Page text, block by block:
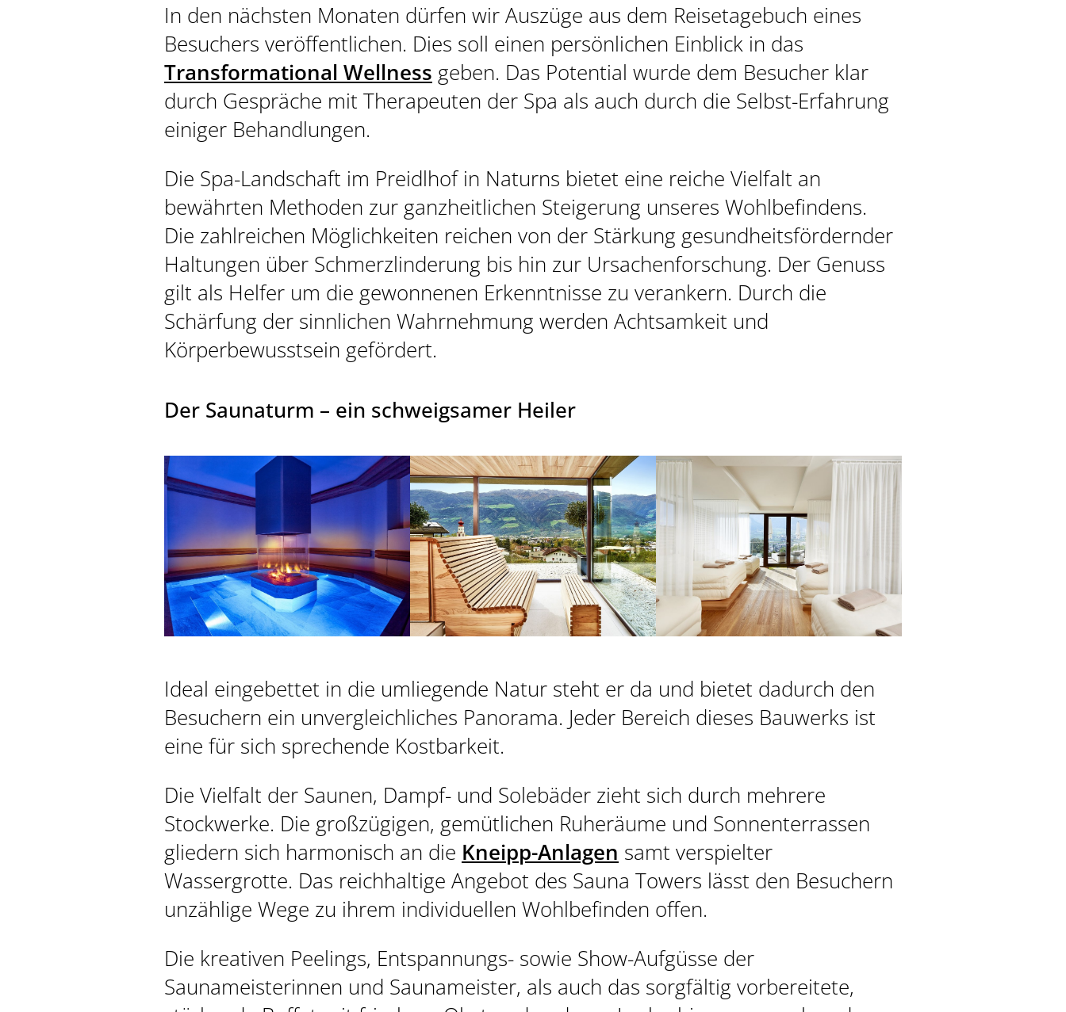
PREIDL SPA PREIDL MED SPA
AKTIV & SPORT
LAST MINUTE GUTSCHEINE
VIDEOS WETTER
In den nächsten Monaten dürfen wir Auszüge aus dem Reisetagebuch eines
Besuchers veröffentlichen. Dies soll einen persönlichen Einblick in das
Transformational Wellness geben. Das Potential wurde dem Besucher klar
durch Gespräche mit Therapeuten der Spa als auch durch die Selbst-Erfahrung
einiger Behandlungen.
Die Spa-Landschaft im Preidlhof in Naturns bietet eine reiche Vielfalt an
bewährten Methoden zur ganzheitlichen Steigerung unseres Wohlbefindens.
Die zahlreichen Möglichkeiten reichen von der Stärkung gesundheitsfördernder
Haltungen über Schmerzlinderung bis hin zur Ursachenforschung. Der Genuss
gilt als Helfer um die gewonnenen Erkenntnisse zu verankern. Durch die
Schärfung der sinnlichen Wahrnehmung werden Achtsamkeit und
Körperbewusstsein gefördert.
Der Saunaturm – ein schweigsamer Heiler
Ideal eingebettet in die umliegende Natur steht er da und bietet dadurch den
Besuchern ein unvergleichliches Panorama. Jeder Bereich dieses Bauwerks ist
eine für sich sprechende Kostbarkeit.
Die Vielfalt der Saunen, Dampf- und Solebäder zieht sich durch mehrere
Stockwerke. Die großzügigen, gemütlichen Ruheräume und Sonnenterrassen
gliedern sich harmonisch an die Kneipp-Anlagen samt verspielter
Wassergrotte. Das reichhaltige Angebot des Sauna Towers lässt den Besuchern
unzählige Wege zu ihrem individuellen Wohlbefinden offen.
Die kreativen Peelings, Entspannungs- sowie Show-Aufgüsse der
Saunameisterinnen und Saunameister, als auch das sorgfältig vorbereitete,